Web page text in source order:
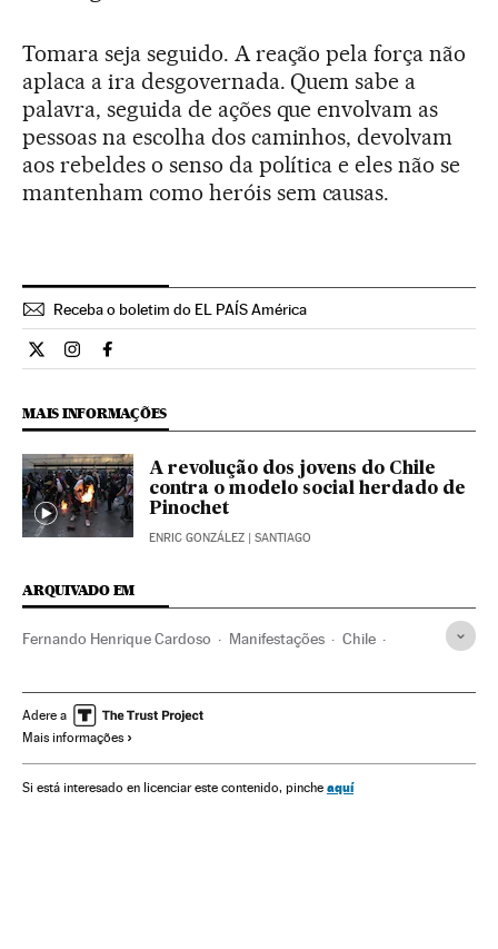
Tomara seja seguido. A reação pela força não
aplaca a ira desgovernada. Quem sabe a
palavra, seguida de ações que envolvam as
pessoas na escolha dos caminhos, devolvam
aos rebeldes o senso da política e eles não se
mantenham como heróis sem causas.
Receba o boletim do EL PAÍS América
Opiniao El País Brasil en Twitter
Opiniao El País Brasil en Instagram
Opiniao El País Brasil en Facebook
MAIS INFORMAÇÕES
A revolução dos jovens do Chile
contra o modelo social herdado de
Pinochet
ENRIC GONZÁLEZ | SANTIAGO
ARQUIVADO EM
Fernando Henrique Cardoso Manifestações Chile
América do Sul América Latina
Problemas sociais
Adere a
Mais informações
Si está interesado en licenciar este contenido, pinche aquí